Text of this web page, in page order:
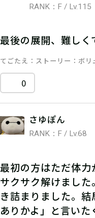
RANK：F / Lv.115
最後の展開、難しく
てごたえ ストーリー ボリ
0
さゆぽん
RANK：F / Lv.68
最初の方はただ体
サクサク解けまし
き詰まりました。
ありかよ」と言いた